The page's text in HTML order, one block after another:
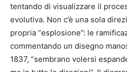
tentando di visualizzare il
evolutiva. Non c’è una sola
propria “esplosione”: le
commentando un disegno
1837, “sembrano volersi